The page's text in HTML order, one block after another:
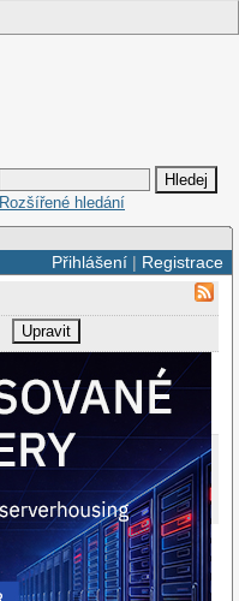
Rozšířené hledání
Přihlášení| Registrace
Upravit